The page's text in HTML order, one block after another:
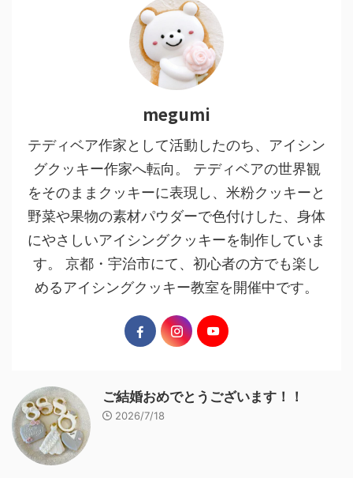
megumi
テディベア作家として活動したのち、アイシン
グクッキー作家へ転向。 テディベアの世界観
をそのままクッキーに表現し、米粉クッキーと
野菜や果物の素材パウダーで色付けした、身体
にやさしいアイシングクッキーを制作していま
す。 京都・宇治市にて、初心者の方でも楽し
めるアイシングクッキー教室を開催中です。
ご結婚おめでとうございます！！
2026/7/18